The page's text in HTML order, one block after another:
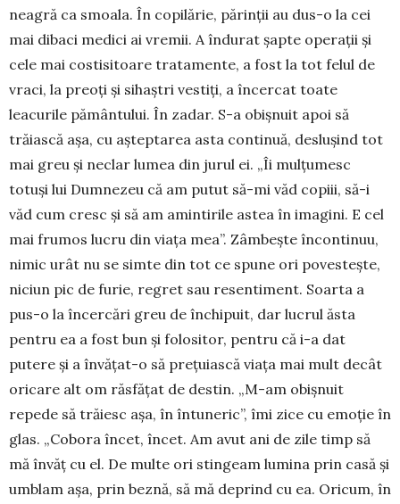
neagră ca smoala. În copilărie, părinții au dus-o la cei
mai dibaci medici ai vremii. A îndurat șapte operații și
cele mai costisitoare tratamente, a fost la tot felul de
vraci, la preoți și sihaștri vestiți, a încercat toate
leacurile pământului. În zadar. S-a obișnuit apoi să
trăiască așa, cu așteptarea asta continuă, deslușind tot
mai greu și neclar lumea din jurul ei. „Îi mul­țumesc
totuși lui Dumnezeu că am putut să-mi văd copiii, să-i
văd cum cresc și să am amintirile astea în imagini. E cel
mai frumos lucru din viața mea”. Zâmbește încontinuu,
nimic urât nu se simte din tot ce spune ori povestește,
niciun pic de furie, regret sau resentiment. Soarta a
pus-o la încercări greu de închipuit, dar lucrul ăsta
pentru ea a fost bun și folositor, pentru că i-a dat
putere și a învățat-o să prețuiască viața mai mult decât
oricare alt om răs­fățat de destin. „M-am obișnuit
repede să trăiesc așa, în întuneric”, îmi zice cu emoție în
glas. „Co­bora încet, încet. Am avut ani de zile timp să
mă învăț cu el. De multe ori stingeam lumina prin casă și
umblam așa, prin beznă, să mă deprind cu ea. Oricum, în